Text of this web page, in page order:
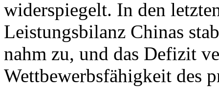
widerspiegelt. In den
Leistungsbilanz Chinas
nahm zu, und das Defizit
Wettbewerbsfähigkeit des